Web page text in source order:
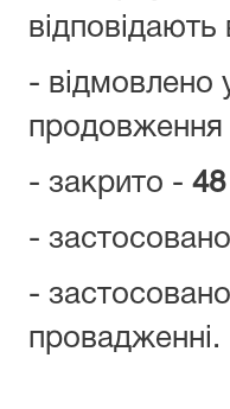
- відмовлено
продовження
- закрито - 48
-
-
провадженні.